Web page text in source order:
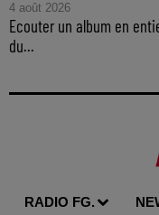
4 août 2026
Ecouter un album en
du...
RADIO FG.